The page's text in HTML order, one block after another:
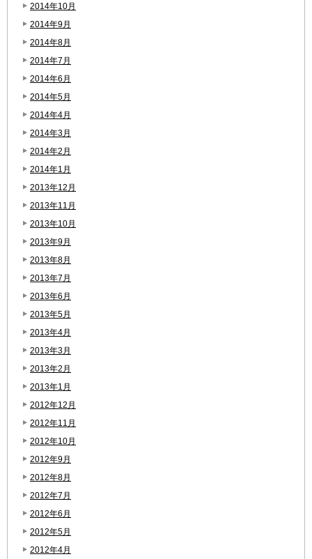
2014年10月
2014年9月
2014年8月
2014年7月
2014年6月
2014年5月
2014年4月
2014年3月
2014年2月
2014年1月
2013年12月
2013年11月
2013年10月
2013年9月
2013年8月
2013年7月
2013年6月
2013年5月
2013年4月
2013年3月
2013年2月
2013年1月
2012年12月
2012年11月
2012年10月
2012年9月
2012年8月
2012年7月
2012年6月
2012年5月
2012年4月